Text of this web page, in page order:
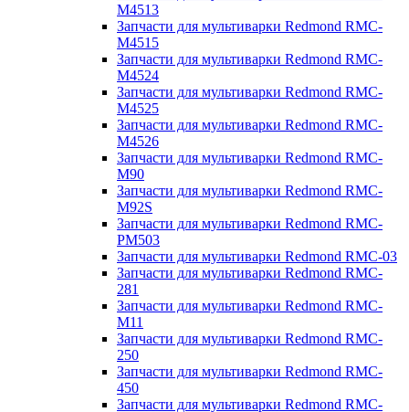
M4513
Запчасти для мультиварки Redmond RMC-
M4515
Запчасти для мультиварки Redmond RMC-
M4524
Запчасти для мультиварки Redmond RMC-
M4525
Запчасти для мультиварки Redmond RMC-
M4526
Запчасти для мультиварки Redmond RMC-
M90
Запчасти для мультиварки Redmond RMC-
M92S
Запчасти для мультиварки Redmond RMC-
PM503
Запчасти для мультиварки Redmond RMC-03
Запчасти для мультиварки Redmond RMC-
281
Запчасти для мультиварки Redmond RMC-
M11
Запчасти для мультиварки Redmond RMC-
250
Запчасти для мультиварки Redmond RMC-
450
Запчасти для мультиварки Redmond RMC-